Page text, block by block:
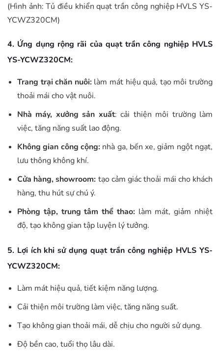
(Hình ảnh: Tủ điều khiển quạt trần công nghiệp HVLS YS-
YCWZ320CM)
4. Ứng dụng rộng rãi của quạt trần công nghiệp HVLS
YS-YCWZ320CM:
Trang trại chăn nuôi:làm mát hiệu quả, tạo môi trường
thoải mái cho vật nuôi.
Nhà máy, xưởng sản xuất: cải thiện môi trường làm
việc, tăng năng suất lao động.
Không gian công cộng:nhà ga, bến xe, giảm ngột ngạt,
lưu thông không khí.
Cửa hàng, showroom: tạo cảm giác thoải mái cho khách
hàng, thu hút sự chú ý.
Phòng tập, trung tâm thể thao:làm mát, giảm nhiệt
độ, tạo không gian tập luyện lý tưởng.
5. Lợi ích khi sử dụng quạt trần công nghiệp HVLS YS-
YCWZ320CM:
Làm mát hiệu quả, tiết kiệm năng lượng.
Cải thiện môi trường làm việc, tăng năng suất.
Tạo không gian thoải mái, dễ chịu cho người sử dụng.
Độ bền cao, tuổi thọ lâu dài.